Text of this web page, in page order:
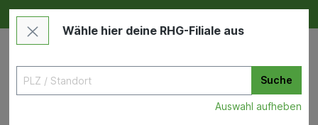
Deine RHG NEU ERLEBEN
Wähle hier deine RHG-Filiale aus
Suche
Auswahl aufheben